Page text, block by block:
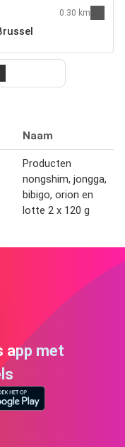
0.30 km
Naam
Producten
nongshim, jongga,
bibigo, orion en
lotte 2 x 120 g
app met